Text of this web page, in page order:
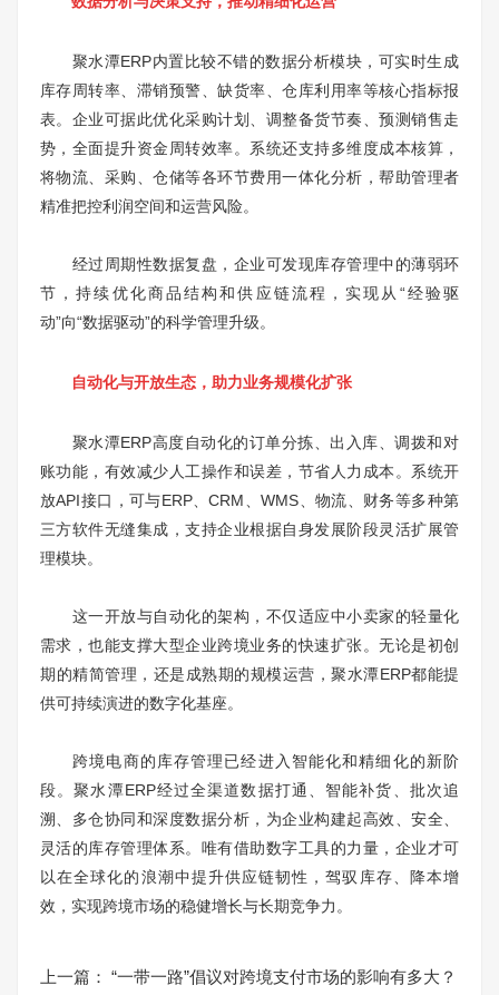
聚水潭ERP内置比较不错的数据分析模块，可实时生成
库存周转率、滞销预警、缺货率、仓库利用率等核心指标报
表。企业可据此优化采购计划、调整备货节奏、预测销售走
势，全面提升资金周转效率。系统还支持多维度成本核算，
将物流、采购、仓储等各环节费用一体化分析，帮助管理者
精准把控利润空间和运营风险。
经过周期性数据复盘，企业可发现库存管理中的薄弱环
节，持续优化商品结构和供应链流程，实现从“经验驱
动”向“数据驱动”的科学管理升级。
自动化与开放生态，助力业务规模化扩张
聚水潭ERP高度自动化的订单分拣、出入库、调拨和对
账功能，有效减少人工操作和误差，节省人力成本。系统开
放API接口，可与ERP、CRM、WMS、物流、财务等多种第
三方软件无缝集成，支持企业根据自身发展阶段灵活扩展管
理模块。
这一开放与自动化的架构，不仅适应中小卖家的轻量化
需求，也能支撑大型企业跨境业务的快速扩张。无论是初创
期的精简管理，还是成熟期的规模运营，聚水潭ERP都能提
供可持续演进的数字化基座。
跨境电商的库存管理已经进入智能化和精细化的新阶
段。聚水潭ERP经过全渠道数据打通、智能补货、批次追
溯、多仓协同和深度数据分析，为企业构建起高效、安全、
灵活的库存管理体系。唯有借助数字工具的力量，企业才可
以在全球化的浪潮中提升供应链韧性，驾驭库存、降本增
效，实现跨境市场的稳健增长与长期竞争力。
上一篇： “一带一路”倡议对跨境支付市场的影响有多大？